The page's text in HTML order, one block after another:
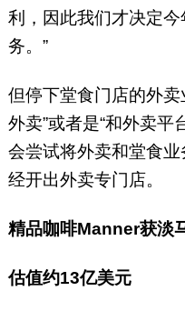
利，因此我们才决定
务。”
但停下堂食门店的外
外卖”或者是“和外卖平
会尝试将外卖和堂食
经开出外卖专门店。
精品咖啡Manner获淡
估值约13亿美元